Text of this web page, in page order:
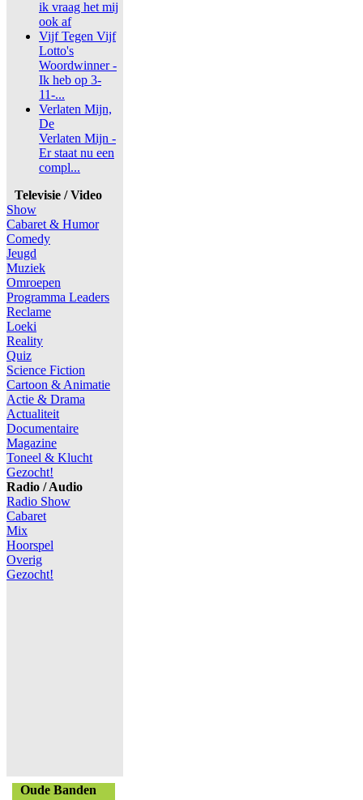
ik vraag het mij
ook af
Vijf Tegen Vijf
Lotto's
Woordwinner -
Ik heb op 3-
11-...
Verlaten Mijn,
De
Verlaten Mijn -
Er staat nu een
compl...
Televisie / Video
Show
Cabaret & Humor
Comedy
Jeugd
Muziek
Omroepen
Programma Leaders
Reclame
Loeki
Reality
Quiz
Science Fiction
Cartoon & Animatie
Actie & Drama
Actualiteit
Documentaire
Magazine
Toneel & Klucht
Gezocht!
Radio / Audio
Radio Show
Cabaret
Mix
Hoorspel
Overig
Gezocht!
Oude Banden